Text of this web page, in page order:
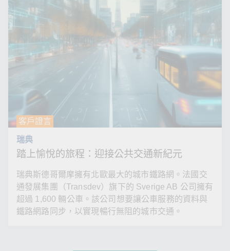
客戶證言
瑞典
踏上愉悅的旅程：迎接公共交通新紀元
瑞典斯德哥爾摩擁有北歐最大的城市鐵路網。法國交
通發展集團（Transdev）旗下的 Sverige AB 公司擁有
超過 1,600 輛公車。該公司想要讓公車服務的資料與
鐵路網路同步，以實現暢行無阻的城市交通。